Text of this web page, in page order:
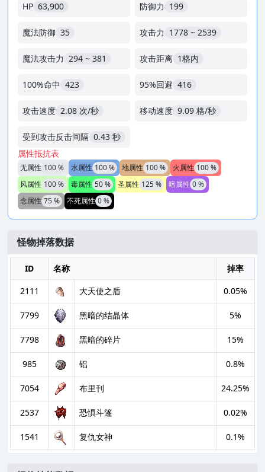
HP 63,900 防御力 199
魔法防御 35 攻击力 1778 ~ 2539
魔法攻击力 294 ~ 381 攻击距离 1格内
100%命中 423 95%回避 416
攻击速度 2.08 次/秒 移动速度 9.09 格/秒
受到攻击反击间隔 0.43 秒
属性抵抗表
无属性 100 % 水属性 100 % 地属性 100 % 火属性 100 %
风属性 100 % 毒属性 50 % 圣属性 125 % 暗属性 0 %
念属性 75 % 不死属性 0 %
怪物掉落数据
ID 名称
掉率
2111
大天使之盾 0.05%
7799 黑暗的结晶体 5%
7798 黑暗的碎片 15%
985 铝 0.8%
7054 布里刊 24.25%
2537 恐惧斗篷 0.02%
1541 复仇女神 0.1%